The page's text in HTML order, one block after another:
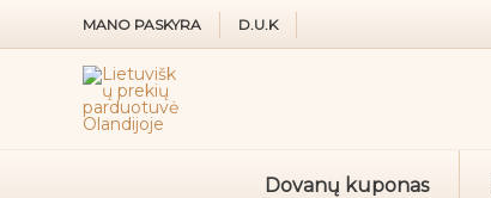
prie
MANO PASKYRA D.U.K
Dovanų kuponas